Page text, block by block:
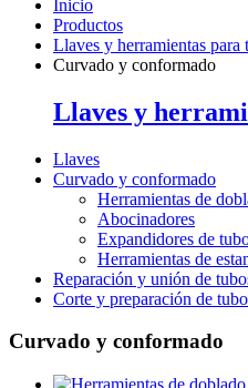
Inicio
Productos
Llaves y herramientas para
Curvado y conformado
Llaves y
Llaves
Curvado y conformado
Herramientas de
Abocinadores
Expandidores de
Herramientas de
Reparación y unión de
Corte y preparación de
Curvado y conformado